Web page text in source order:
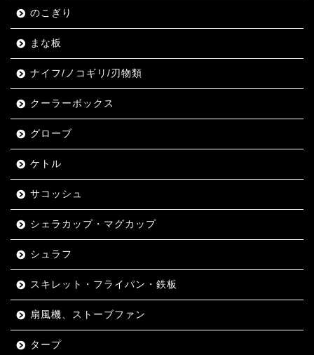
のこぎり
まな板
ナイフ/ノコギリ/刃物類
クーラーボックス
グローブ
ケトル
サコッシュ
シェラカップ・マグカップ
シュラフ
スキレット・フライパン・鉄板
扇風機、ストーブファン
タープ